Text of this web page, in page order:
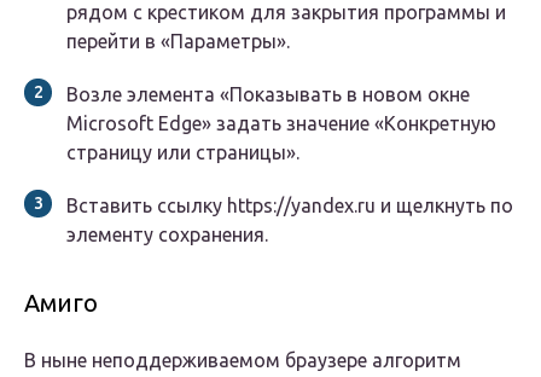
рядом с крестиком для закрытия программы и
перейти в «Параметры».
Возле элемента «Показывать в новом окне
Microsoft Edge» задать значение «Конкретную
страницу или страницы».
Вставить ссылку https://yandex.ru и щелкнуть по
элементу сохранения.
Амиго
В ныне неподдерживаемом браузере алгоритм